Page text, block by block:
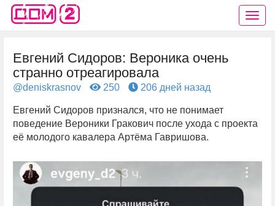
Евгений Сидоров: Вероника очень
странно отреагировала
@deniskrasnov 250 206 дней назад
Евгений Сидоров признался, что не понимает
поведение Вероники Гракович после ухода с проекта
её молодого кавалера Артёма Гавришова.